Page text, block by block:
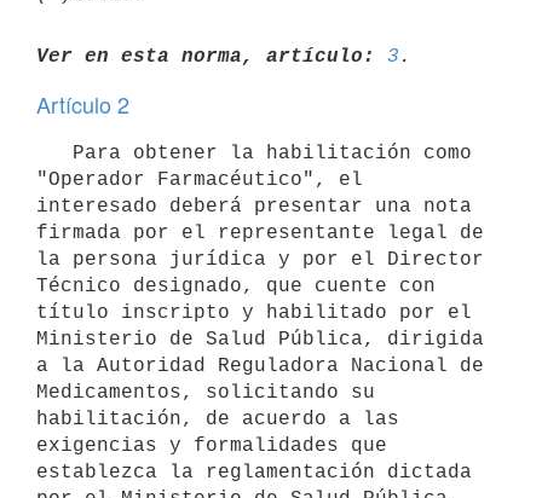
Ver en esta norma, artículo: 3
Artículo 2
"Operador Farmacéutico", el
interesado deberá presentar una nota
firmada por el representante legal de
la persona jurídica y por el Director
Técnico designado, que cuente con
título inscripto y habilitado por el
Ministerio de Salud Pública, dirigida
a la Autoridad Reguladora Nacional de
Medicamentos, solicitando su
habilitación, de acuerdo a las
exigencias y formalidades que
establezca la reglamentación dictada